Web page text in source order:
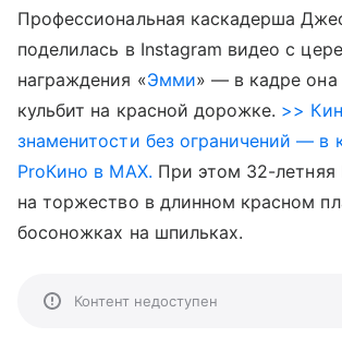
Профессиональная каскадерша
поделилась в Instagram видео с
награждения «Эмми» — в кадре она
кульбит на красной дорожке. >>
знаменитости без ограничений — в
ProКино в MAX. При этом 32-
на торжество в длинном красном
босоножках на шпильках.
Контент недоступен